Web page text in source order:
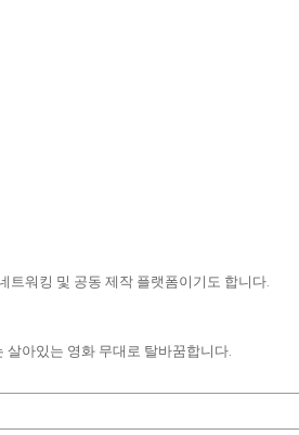
트워킹 및 공동 제작 플랫폼이기도 합니다.
아있는 영화 무대로 탈바꿈합니다.